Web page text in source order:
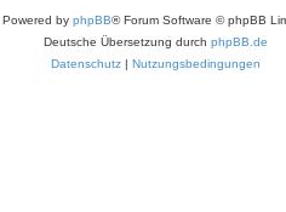
Powered by phpBB® Forum Software © phpBB
Deutsche Übersetzung durch phpBB.de
Datenschutz | Nutzungsbedingungen